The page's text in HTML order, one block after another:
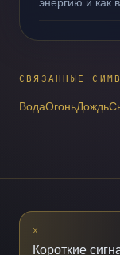
СВЯЗАННЫЕ
ВодаОгоньДождь
X
Короткие